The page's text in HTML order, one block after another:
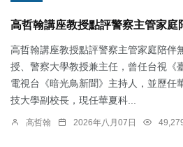
高哲翰講座教授點評警察主管家庭
高哲翰講座教授點評警察主管家庭陪伴
授、警察大學教授兼主任，曾任台視《
電視台《暗光鳥新聞》主持人，並歷任
技大學副校長，現任華夏科...
高哲翰 2026年八月07日